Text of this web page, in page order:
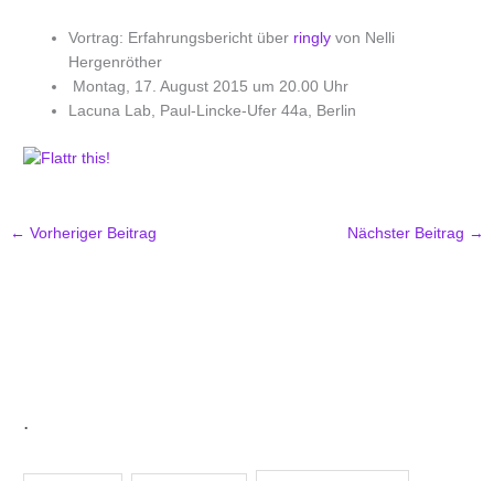
.
Vortrag: Erfahrungsbericht über ringly von Nelli
Hergenröther
Montag, 17. August 2015 um 20.00 Uhr
Lacuna Lab, Paul-Lincke-Ufer 44a, Berlin
← Vorheriger Beitrag Nächster Beitrag →